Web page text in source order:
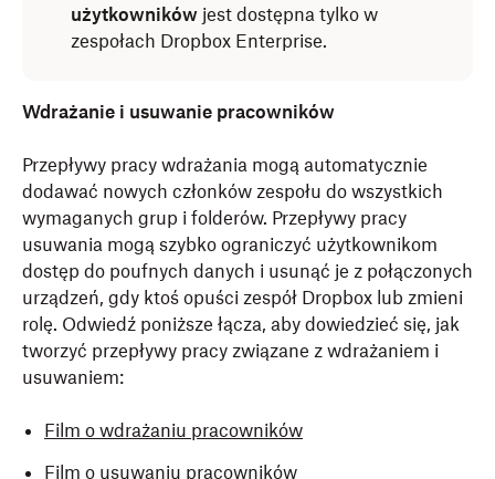
użytkowników jest dostępna tylko w
zespołach Dropbox Enterprise.
Wdrażanie i usuwanie pracowników
Przepływy pracy wdrażania mogą automatycznie
dodawać nowych członków zespołu do wszystkich
wymaganych grup i folderów. Przepływy pracy
usuwania mogą szybko ograniczyć użytkownikom
dostęp do poufnych danych i usunąć je z połączonych
urządzeń, gdy ktoś opuści zespół Dropbox lub zmieni
rolę. Odwiedź poniższe łącza, aby dowiedzieć się, jak
tworzyć przepływy pracy związane z wdrażaniem i
usuwaniem:
Film o wdrażaniu pracowników
Film o usuwaniu pracowników